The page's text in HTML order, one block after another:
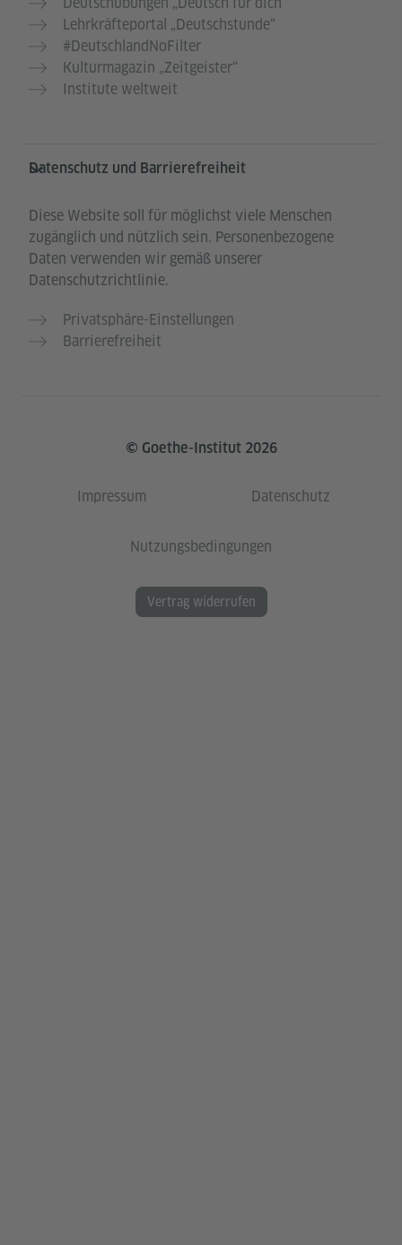
Lehrkräfteportal „Deutschstunde“
#DeutschlandNoFilter
Kulturmagazin „Zeitgeister“
Institute weltweit
Datenschutz und Barrierefreiheit
Diese Website soll für möglichst viele Menschen
zugänglich und nützlich sein. Personenbezogene
Daten verwenden wir gemäß unserer
Datenschutzrichtlinie.
Privatsphäre-Einstellungen
Barrierefreiheit
© Goethe-Institut 2026
Impressum Datenschutz
Nutzungsbedingungen
Vertrag widerrufen